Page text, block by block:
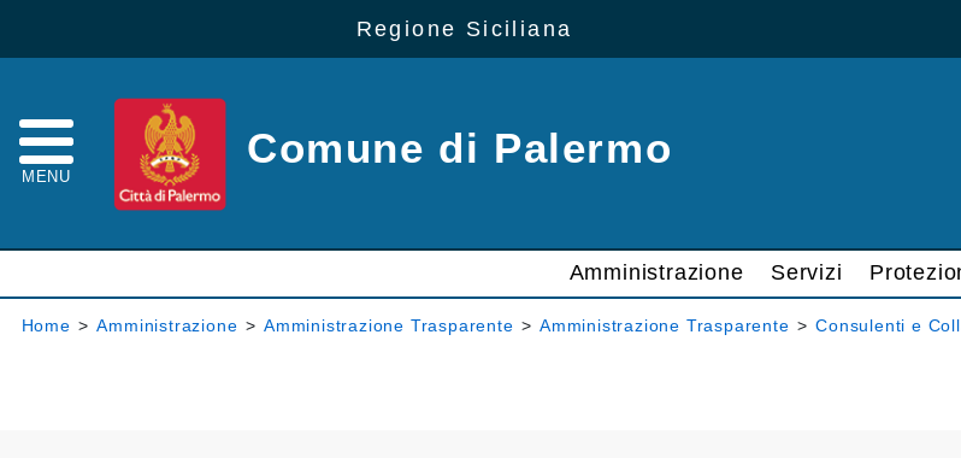
Regione Siciliana
MENU
Comune di Palermo
Amministrazione Servizi
Home > Amministrazione > Amministrazione Trasparente > Amministrazione Trasparente > Consulenti e